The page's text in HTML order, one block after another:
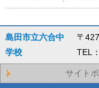
島田市立六合中
学校
〒
TEL
サイト